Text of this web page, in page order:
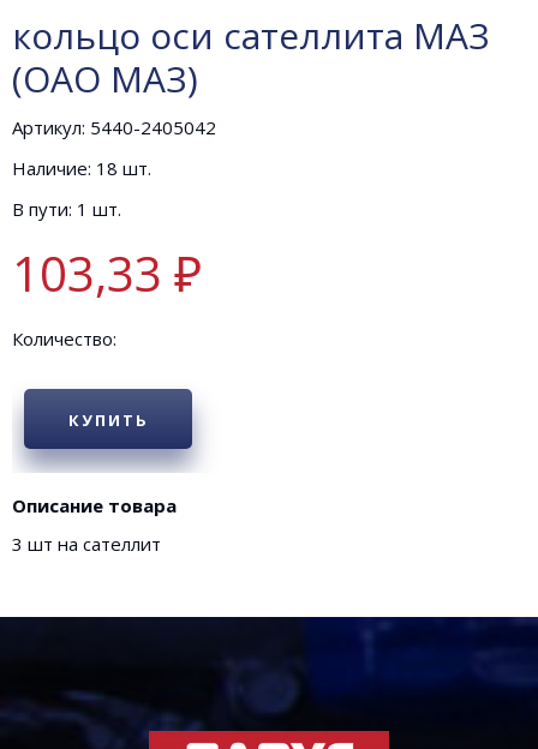
кольцо оси сателлита МАЗ
(ОАО МАЗ)
Артикул: 5440-2405042
Наличие: 18 шт.
В пути: 1 шт.
103,33 ₽
Количество:
КУПИТЬ
Описание товара
3 шт на сателлит